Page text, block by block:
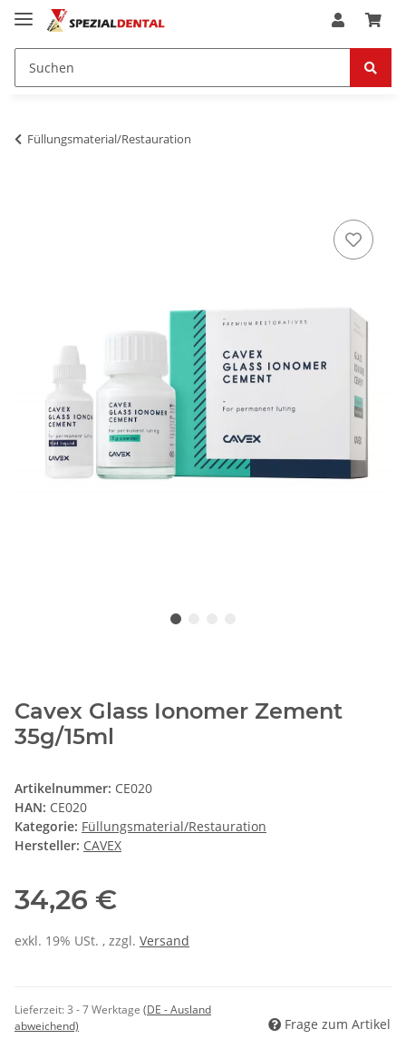
Füllungsmaterial/Restauration
Cavex Glass Ionomer Zement
35g/15ml
Artikelnummer: CE020
HAN: CE020
Kategorie: Füllungsmaterial/Restauration
Hersteller: CAVEX
34,26 €
exkl. 19% USt. , zzgl. Versand
Lieferzeit:3 - 7 Werktage (DE - Ausland
abweichend)
Frage zum Artikel